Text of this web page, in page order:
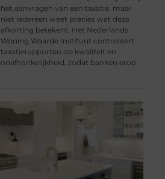
het aanvragen van een taxatie, maar
niet iedereen weet precies wat deze
afkorting betekent. Het Nederlands
Woning Waarde Instituut controleert
taxatierapporten op kwaliteit en
onafhankelijkheid, zodat banken erop